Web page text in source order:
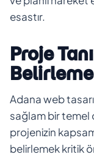
esastır.
Proje
Belirleme
Adana web
sağlam bir temel
projenizin
belirlemek kritik